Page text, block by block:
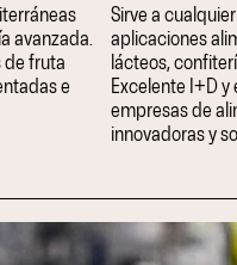
avanzada.
de fruta
e
Sirve a
aplicaciones
lácteos,
Excelente I+D
empresas de
innovadoras y